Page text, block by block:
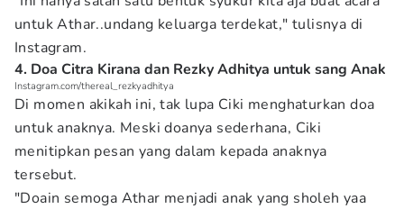
untuk Athar..undang keluarga terdekat," tulisnya di
Instagram.
4. Doa Citra Kirana dan Rezky Adhitya untuk sang Anak
Instagram.com/thereal_rezkyadhitya
Di momen akikah ini, tak lupa Ciki menghaturkan doa
untuk anaknya. Meski doanya sederhana, Ciki
menitipkan pesan yang dalam kepada anaknya
tersebut.
"Doain semoga Athar menjadi anak yang sholeh yaa